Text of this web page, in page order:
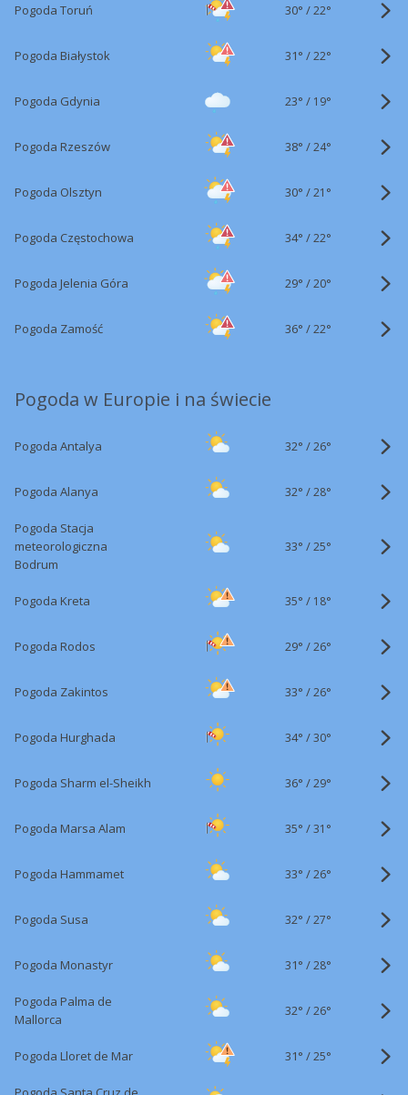
Pogoda Toruń 30° /22°
Pogoda Białystok 31° /22°
Pogoda Gdynia 23° / 19°
Pogoda Rzeszów 38° /24°
Pogoda Olsztyn 30° /21°
Pogoda Częstochowa 34° /22°
Pogoda Jelenia Góra 29° /20°
Pogoda Zamość 36° /22°
Pogoda w Europie i na świecie
Pogoda Antalya 32° /26°
Pogoda Alanya 32° /28°
Pogoda Stacja
meteorologiczna
Bodrum
33° /25°
Pogoda Kreta 35° / 18°
Pogoda Rodos 29° /26°
Pogoda Zakintos 33° /26°
Pogoda Hurghada 34° /30°
Pogoda Sharm el-Sheikh 36° /29°
Pogoda Marsa Alam 35° /31°
Pogoda Hammamet 33° /26°
Pogoda Susa 32° /27°
Pogoda Monastyr 31° /28°
Pogoda Palma de
Mallorca
32° /26°
Pogoda Lloret de Mar 31° /25°